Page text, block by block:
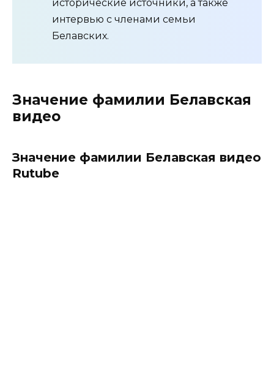
исторические источники, а также
интервью с членами семьи
Белавских.
Значение фамилии Белавская
видео
Значение фамилии Белавская видео
Rutube